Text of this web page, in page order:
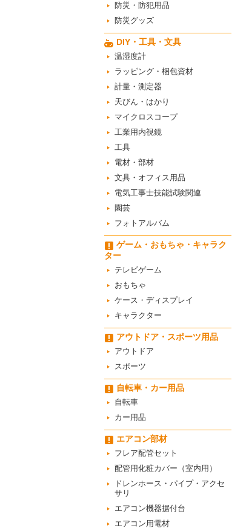
防災・防犯用品
防災グッズ
DIY・工具・文具
温湿度計
ラッピング・梱包資材
計量・測定器
天びん・はかり
マイクロスコープ
工業用内視鏡
工具
電材・部材
文具・オフィス用品
電気工事士技能試験関連
園芸
フォトアルバム
ゲーム・おもちゃ・キャラク
ター
テレビゲーム
おもちゃ
ケース・ディスプレイ
キャラクター
アウトドア・スポーツ用品
アウトドア
スポーツ
自転車・カー用品
自転車
カー用品
エアコン部材
フレア配管セット
配管用化粧カバー（室内用）
ドレンホース・パイプ・アクセ
サリ
エアコン機器据付台
エアコン用電材